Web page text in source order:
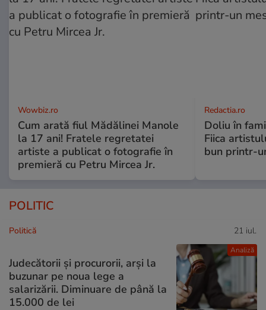
Wowbiz.ro
Cum arată fiul Mădălinei Manole
la 17 ani! Fratele regretatei
artiste a publicat o fotografie în
premieră cu Petru Mircea Jr.
Redactia.ro
Doliu în
Fiica
bun printr-
POLITIC
Analiză
Politică 21 iul.
Judecătorii și procurorii, arși la
buzunar pe noua lege a
salarizării. Diminuare de până la
15.000 de lei